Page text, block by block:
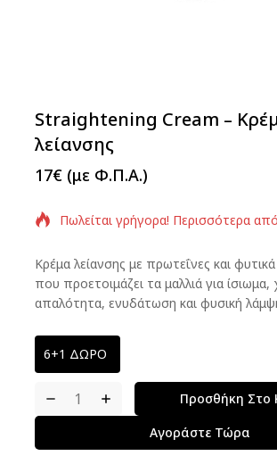
Straightening Cream –
λείανσης
17€ (με Φ.Π.Α.)
Πωλείται γρήγορα! Περισσότερα
Κρέμα λείανσης με πρωτεΐνες και
που προετοιμάζει τα μαλλιά για ίσιωμα,
απαλότητα, ενυδάτωση και φυσική
6+1 ΔΩΡΟ
Προσθήκη Στο
Αγοράστε Τώρα